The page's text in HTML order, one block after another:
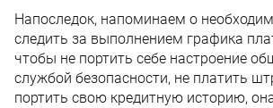
Напоследок, напоминаем о
следить за выполнением графика
чтобы не портить себе настроение
службой безопасности, не платить
портить свою кредитную историю,